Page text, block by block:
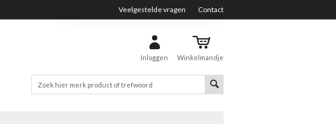
Veelgestelde vragen Contact
Inloggen Winkelmandje